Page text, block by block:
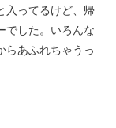
入ってるけど、帰
でした。いろんな
らあふれちゃうっ